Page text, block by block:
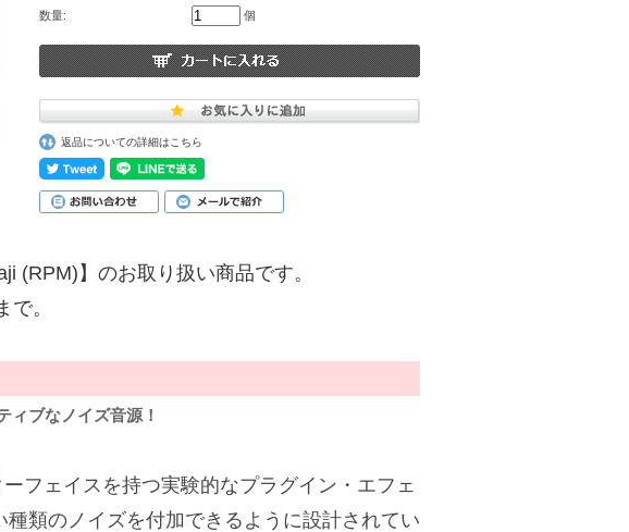
数量: 個
返品についての詳細はこちら
(RPM)】のお取り扱い商品です。
。
ィブなノイズ音源！
フェイスを持つ実験的なプラグイン・エフェ
類のノイズを付加できるように設計されてい